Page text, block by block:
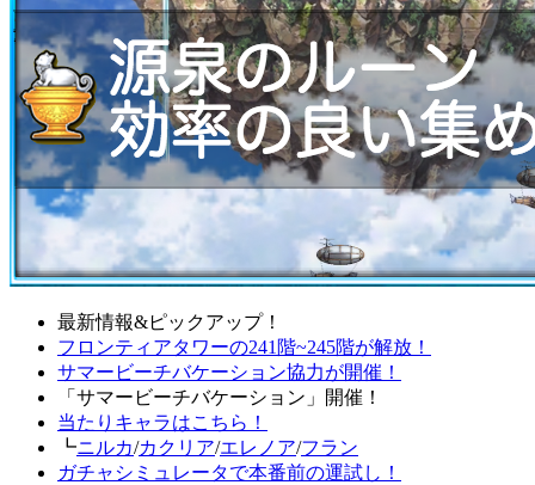
最新情報&ピックアップ！
フロンティアタワーの241階~245階が解放！
サマービーチバケーション協力が開催！
「サマービーチバケーション」開催！
当たりキャラはこちら！
┗ニルカ/カクリア/エレノア/フラン
ガチャシミュレータで本番前の運試し！